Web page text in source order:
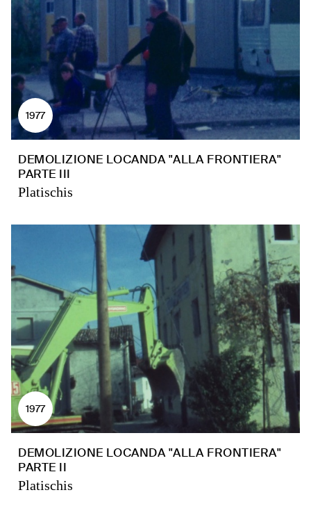
1977
DEMOLIZIONE LOCANDA "ALLA FRONTIERA"
PARTE III
Platischis
1977
DEMOLIZIONE LOCANDA "ALLA FRONTIERA"
PARTE II
Platischis